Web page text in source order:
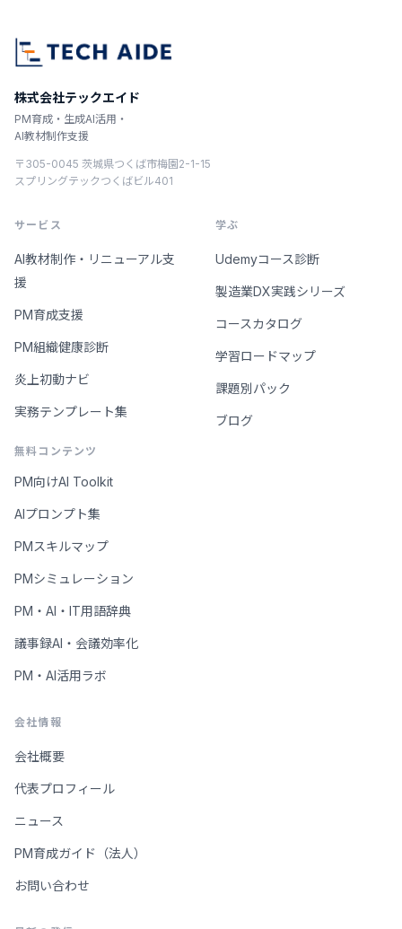
株式会社テックエイド
PM育成・生成AI活用・
AI教材制作支援
〒305-0045 茨城県つくば市梅園2-1-15
スプリングテックつくばビル401
サービス
AI教材制作・リニューアル支
援
PM育成支援
PM組織健康診断
炎上初動ナビ
実務テンプレート集
無料コンテンツ
PM向けAI Toolkit
AIプロンプト集
PMスキルマップ
PMシミュレーション
PM・AI・IT用語辞典
議事録AI・会議効率化
PM・AI活用ラボ
学ぶ
Udemyコース診断
製造業DX実践シリーズ
コースカタログ
学習ロードマップ
課題別パック
ブログ
会社情報
会社概要
代表プロフィール
ニュース
PM育成ガイド（法人）
お問い合わせ